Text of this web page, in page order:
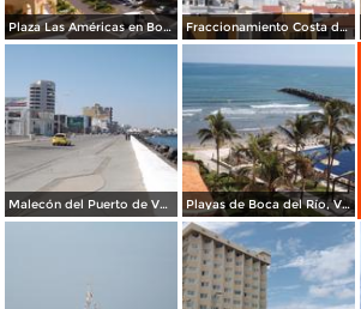
Plaza Las Américas en Boca del Río. Noviembre/2017 Fraccionamiento Costa de Oro. Enero/2015
Malecón del Puerto de Veracruz. Enero/2013 Playas de Boca del Río, Veracruz. Enero/2013